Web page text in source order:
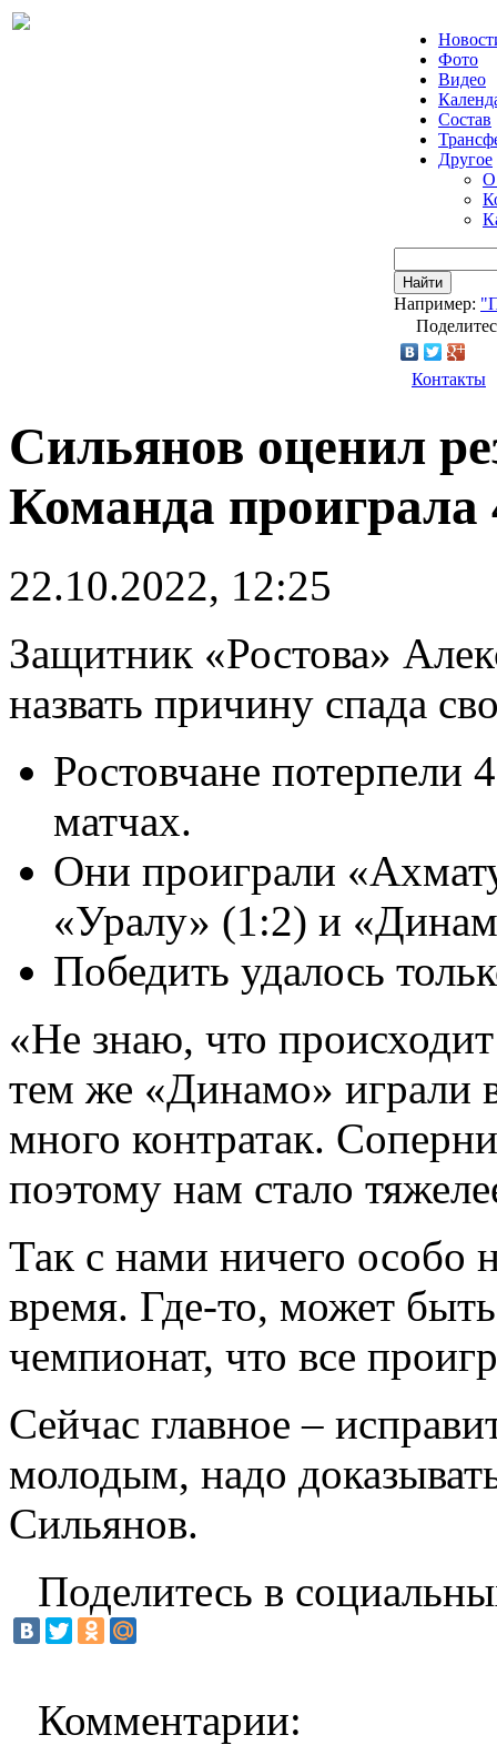
Фото
Видео
Состав
Другое
О
Найти
Например:
Контакты
Сильянов оценил
Команда проиграла
22.10.2022, 12:25
Защитник «Ростова»
назвать причину спада
Ростовчане потерпели
матчах.
Они проиграли
«Уралу» (1:2) и
Победить удалось
«Не знаю, что
тем же «Динамо» играли
много контратак.
поэтому нам стало
Так с нами ничего особо
время. Где-то, может
чемпионат, что все
Сейчас главное –
молодым, надо
Сильянов.
Поделитесь в
Комментарии: